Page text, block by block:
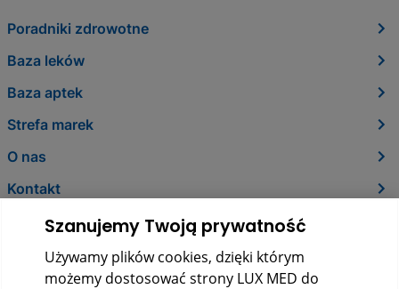
Poradniki zdrowotne
Baza leków
Baza aptek
Strefa marek
O nas
Kontakt
Szanujemy Twoją prywatność
Używamy plików cookies, dzięki którym
możemy dostosować strony LUX MED do